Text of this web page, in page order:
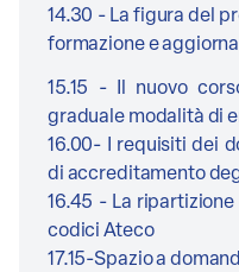
14.30 - La figura del
formazione e
15.15 - Il nuovo
graduale modalità di
16.00- I requisiti dei
di accreditamento
16.45 - La
codici Ateco
17.15-Spazio a